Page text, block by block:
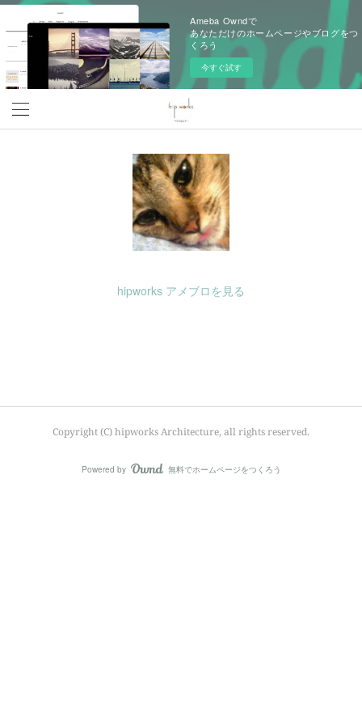
Ameba Owndで
あなただけのホームページやブログをつ
くろう
今すぐ試す
hipworks アメブロを見る
Copyright (C) hipworks Architecture, all rights reserved.
Powered by AmebaOwnd
無料でホームページをつくろう